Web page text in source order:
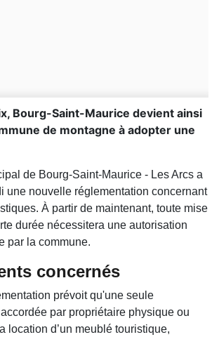
Bourg-Saint-Maurice devient ainsi
de montagne à adopter une
de Bourg-Saint-Maurice - Les Arcs a
une nouvelle réglementation concernant
À partir de maintenant, toute mise
durée nécessitera une autorisation
par la commune.
concernés
prévoit qu'une seule
par propriétaire physique ou
location d’un meublé touristique,